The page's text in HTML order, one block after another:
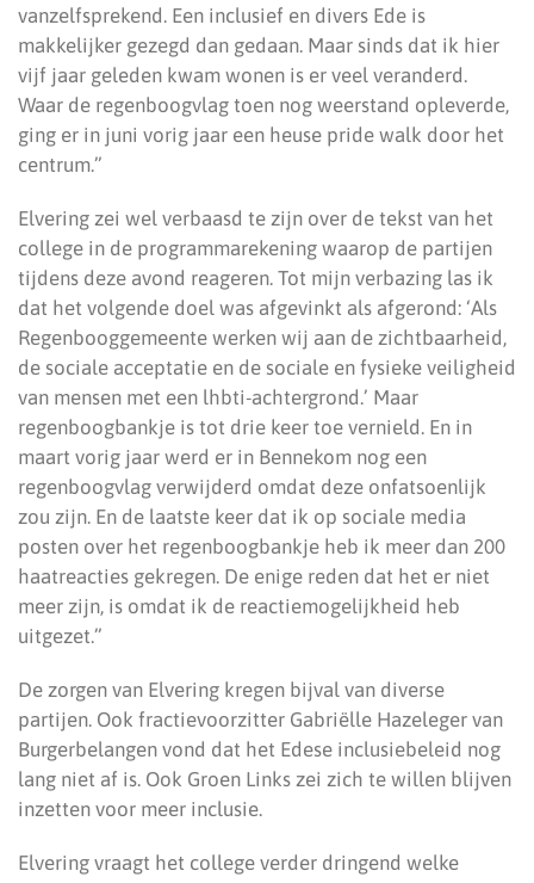
vanzelfsprekend. Een inclusief en divers Ede is
makkelijker gezegd dan gedaan. Maar sinds dat ik hier
vijf jaar geleden kwam wonen is er veel veranderd.
Waar de regenboogvlag toen nog weerstand opleverde,
ging er in juni vorig jaar een heuse pride walk door het
centrum.”
Elvering zei wel verbaasd te zijn over de tekst van het
college in de programmarekening waarop de partijen
tijdens deze avond reageren. Tot mijn verbazing las ik
dat het volgende doel was afgevinkt als afgerond: ‘Als
Regenbooggemeente werken wij aan de zichtbaarheid,
de sociale acceptatie en de sociale en fysieke veiligheid
van mensen met een lhbti-achtergrond.’ Maar
regenboogbankje is tot drie keer toe vernield. En in
maart vorig jaar werd er in Bennekom nog een
regenboogvlag verwijderd omdat deze onfatsoenlijk
zou zijn. En de laatste keer dat ik op sociale media
posten over het regenboogbankje heb ik meer dan 200
haatreacties gekregen. De enige reden dat het er niet
meer zijn, is omdat ik de reactiemogelijkheid heb
uitgezet.”
De zorgen van Elvering kregen bijval van diverse
partijen. Ook fractievoorzitter Gabriëlle Hazeleger van
Burgerbelangen vond dat het Edese inclusiebeleid nog
lang niet af is. Ook Groen Links zei zich te willen blijven
inzetten voor meer inclusie.
Elvering vraagt het college verder dringend welke